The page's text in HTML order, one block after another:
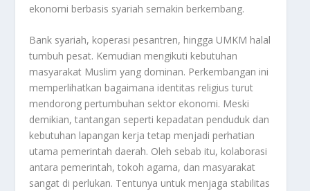
ekonomi berbasis syariah semakin berkembang.
Bank syariah, koperasi pesantren, hingga UMKM halal
tumbuh pesat. Kemudian mengikuti kebutuhan
masyarakat Muslim yang dominan. Perkembangan ini
memperlihatkan bagaimana identitas religius turut
mendorong pertumbuhan sektor ekonomi. Meski
demikian, tantangan seperti kepadatan penduduk dan
kebutuhan lapangan kerja tetap menjadi perhatian
utama pemerintah daerah. Oleh sebab itu, kolaborasi
antara pemerintah, tokoh agama, dan masyarakat
sangat di perlukan. Tentunya untuk menjaga stabilitas